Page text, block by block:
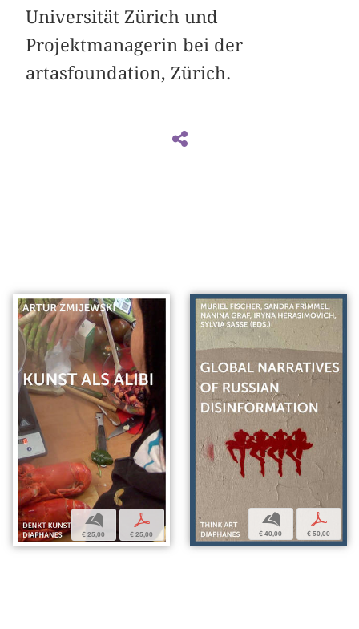
Universität Zürich und
Projektmanagerin bei der
artasfoundation, Zürich.
b
€ 25,00
p
€ 25,00
b
€ 40,00
p
€ 50,00